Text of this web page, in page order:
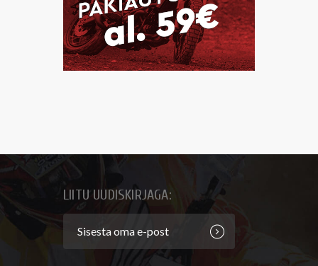
LIITU UUDISKIRJAGA: